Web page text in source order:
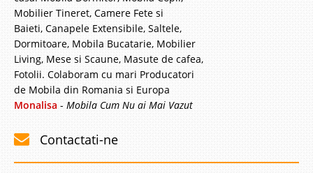
Mobilier Tineret, Camere Fete si
Baieti, Canapele Extensibile, Saltele,
Dormitoare, Mobila Bucatarie, Mobilier
Living, Mese si Scaune, Masute de cafea,
Fotolii. Colaboram cu mari Producatori
de Mobila din Romania si Europa
Monalisa - Mobila Cum Nu ai Mai Vazut
Contactati-ne